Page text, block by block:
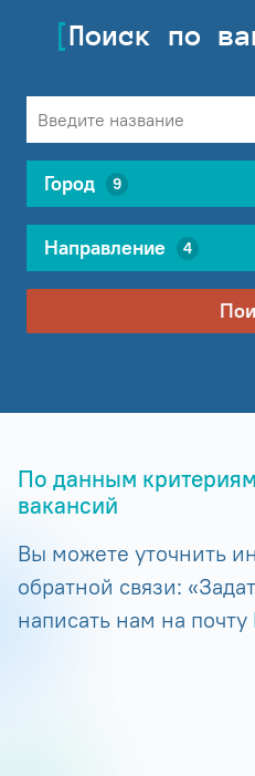
Поиск по
Город 9
Направление 4
По данным
вакансий
Вы можете уточнить
обратной связи:
написать нам на почту